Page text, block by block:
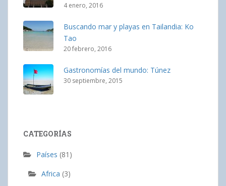
4 enero, 2016
Buscando mar y playas en Tailandia: Ko
Tao
20 febrero, 2016
Gastronomías del mundo: Túnez
30 septiembre, 2015
CATEGORÍAS
Países (81)
Africa (3)